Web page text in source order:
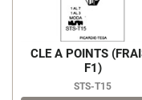
CLE A POINTS
F1)
STS-T15